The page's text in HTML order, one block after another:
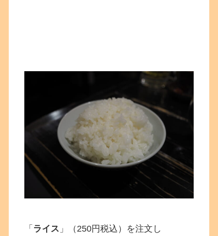
「 ライス 」（250円税込）を注文し